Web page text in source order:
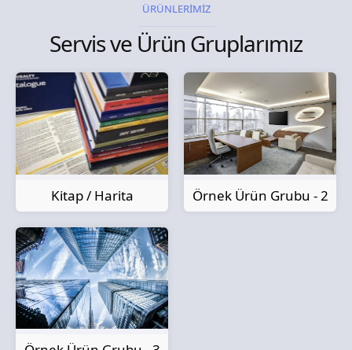
ÜRÜNLERİMİZ
Servis ve Ürün Gruplarımız
Kitap / Harita Örnek Ürün Grubu - 2